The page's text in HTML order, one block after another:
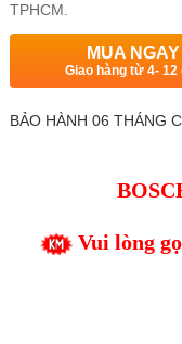
TPHCM.
MUA NGAY
Giao hàng từ 4- 12
BẢO HÀNH 06 THÁNG
Vui lòng